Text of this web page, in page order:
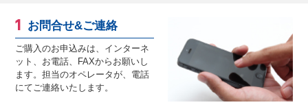
お問合せ&ご連絡
ご購入のお申込みは、インターネ
ット、お電話、FAXからお願いし
ます。担当のオペレータが、電話
にてご連絡いたします。